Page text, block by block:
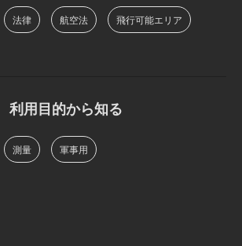
法律 航空法 飛行可能エリア
利用目的から知る
測量 軍事用